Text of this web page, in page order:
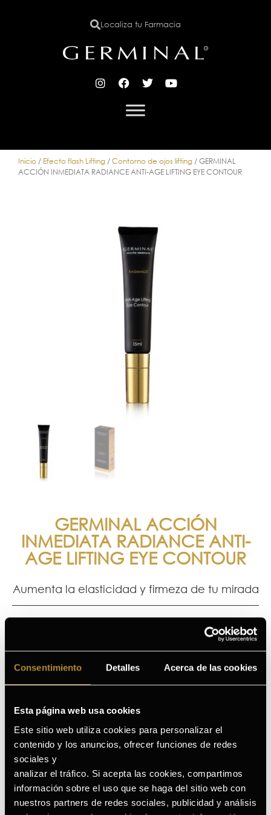
Consentimiento Detalles Acerca de las cookies
Esta página web usa cookies
Este sitio web utiliza cookies para personalizar el
contenido y los anuncios, ofrecer funciones de redes
sociales y
analizar el tráfico. Si acepta las cookies, compartimos
información sobre el uso que se haga del sitio web con
nuestros partners de redes sociales, publicidad y análisis
Localiza tu Farmacia
Inicio / Efecto flash Lifting /Contorno de ojos lifting / GERMINAL
ACCIÓN INMEDIATA RADIANCE ANTI-AGE LIFTING EYE CONTOUR
GERMINAL ACCIÓN
INMEDIATA RADIANCE ANTI-
AGE LIFTING EYE CONTOUR
Aumenta la elasticidad y firmeza de tu mirada
y lo rápido que se absorbe
Berta
★★
la
que